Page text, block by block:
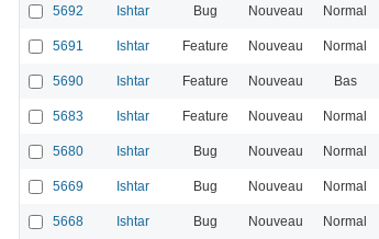
5692 Ishtar Bug Nouveau Normal
5691 Ishtar Feature Nouveau Normal
5690 Ishtar Feature Nouveau Bas
5683 Ishtar Feature Nouveau Normal
5680 Ishtar Bug Nouveau Normal
5669 Ishtar Bug Nouveau Normal
5668 Ishtar Bug Nouveau Normal